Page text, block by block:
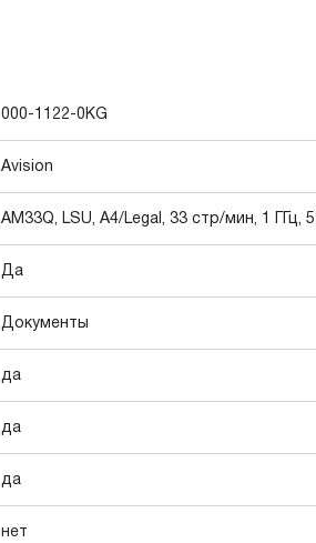
000-1122-0KG
Avision
AM33Q, LSU, A4/Legal, 33 стр/мин, 1 ГГц,
Да
Документы
да
да
да
нет